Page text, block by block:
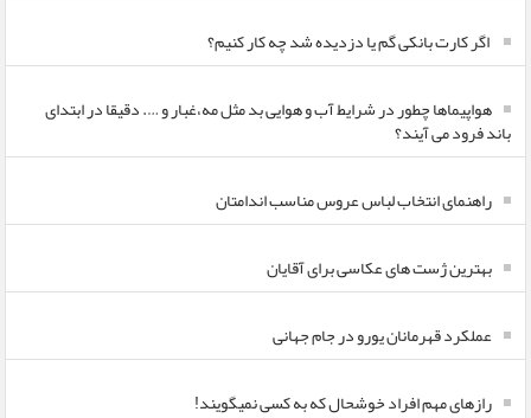
اگر کارت بانکی گم یا دزدیده شد چه کار کنیم؟
هواپیماها چطور در شرایط آب و هوایی بد مثل مه،غبار و …. دقیقا در ابتدای
باند فرود می آیند؟
راهنمای انتخاب لباس عروس مناسب اندامتان
بهترین ژست های عکاسی برای آقایان
عملکرد قهرمانان یورو در جام جهانی
رازهای مهم افراد خوشحال که به کسی نمیگویند!